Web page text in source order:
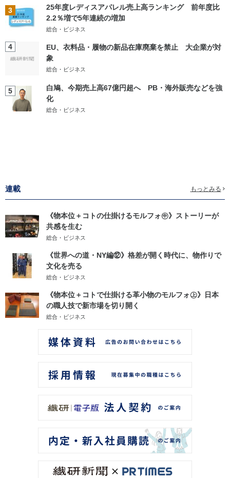
3
25年度レディスアパレル売上高ランキング 前年度比
2.2％増で5年連続の増加
総合・ビジネス
4
EU、衣料品・履物の新品在庫廃棄を禁止 大企業が対
象
総合・ビジネス
5
白鳩、今期売上高67億円超へ PB・海外販売などを強
化
総合・ビジネス
連載 もっとみる
《物本位＋コトの仕掛けるモルフォ㊥》ストーリーが
共感を生む
総合・ビジネス
《世界への道・NY編⑫》格差が開く時代に、物作りで
文化を売る
総合・ビジネス
《物本位＋コトで仕掛ける革小物のモルフォ㊤》日本
の職人技で新市場を切り開く
総合・ビジネス